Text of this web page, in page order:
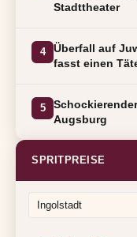
Stadttheater
4
Überfall auf
fasst einen
5
Augsburg
SPRITPREISE